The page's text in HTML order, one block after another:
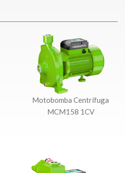
Motobomba Centrífuga
MCM158 1CV